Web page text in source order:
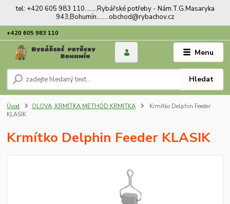
tel: +420 605 983 110........Rybářské potřeby - Nám.T.G.Masaryka
943,Bohumín........obchod@rybachov.cz
Menu
Hledat
+420 605 983 110
Úvod OLOVA, KRMÍTKA METHOD KRMITKA
Krmítko Delphin Feeder
KLASIK
Krmítko Delphin Feeder KLASIK